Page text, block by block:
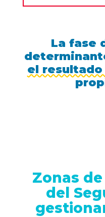
La fase
el
Zonas
del